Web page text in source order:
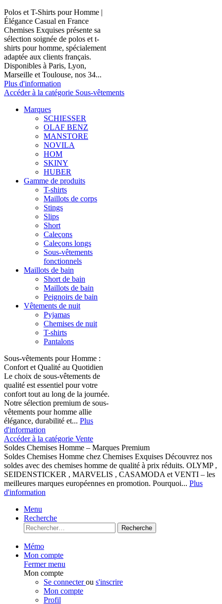
Polos et T-Shirts pour Homme |
Élégance Casual en France
Chemises Exquises présente sa
sélection soignée de polos et t-
shirts pour homme, spécialement
adaptée aux clients français.
Disponibles à Paris, Lyon,
Marseille et Toulouse, nos 34...
Plus d'information
Accéder à la catégorie Sous-vêtements
Marques
SCHIESSER
OLAF BENZ
MANSTORE
NOVILA
HOM
SKINY
HUBER
Gamme de produits
T-shirts
Maillots de corps
Stings
Slips
Short
Caleçons
Caleçons longs
Sous-vêtements
fonctionnels
Maillots de bain
Short de bain
Maillots de bain
Peignoirs de bain
Vêtements de nuit
Pyjamas
Chemises de nuit
T-shirts
Pantalons
Sous-vêtements pour Homme :
Confort et Qualité au Quotidien
Le choix de sous-vêtements de
qualité est essentiel pour votre
confort tout au long de la journée.
Notre sélection premium de sous-
vêtements pour homme allie
élégance, durabilité et... Plus
d'information
Accéder à la catégorie Vente
Soldes Chemises Homme – Marques Premium
Soldes Chemises Homme chez Chemises Exquises Découvrez nos
soldes avec des chemises homme de qualité à prix réduits. OLYMP ,
SEIDENSTICKER , MARVELIS , CASAMODA et VENTI – les
meilleures marques européennes en promotion. Pourquoi... Plus
d'information
Menu
Recherche
Recherche
Mémo
Mon compte
Fermer menu
Mon compte
Se connecterou s'inscrire
Mon compte
Profil